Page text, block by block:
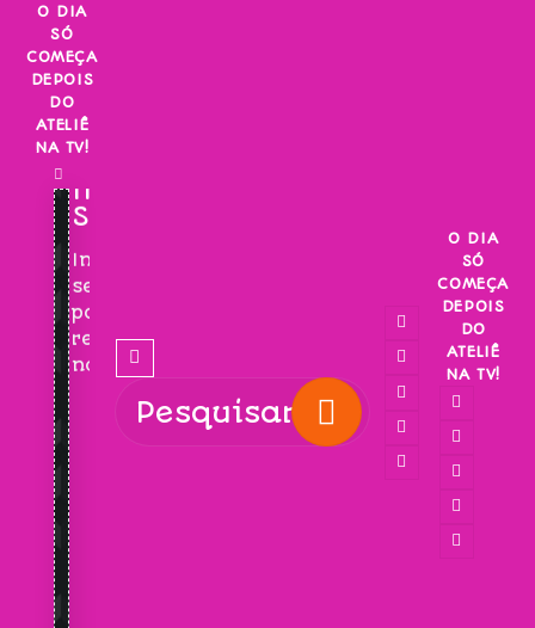
Skip
content
O DIA
SÓ
COMEÇA
DEPOIS
DO
ATELIÊ
NA TV!
INSCREVA-
SE!
Inscreva-
se
para
receber
novidades!
O DIA
SÓ
COMEÇA
DEPOIS
DO
ATELIÊ
NA TV!